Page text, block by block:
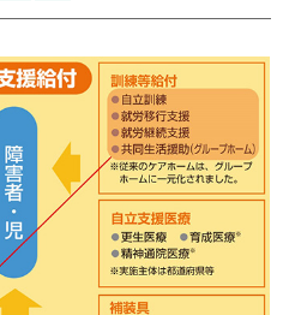
お問い合わせ